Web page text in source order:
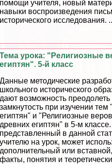
помощи учителя, новый
навыки воспроизведения
исторического исследования.
Тема урока: "Религиозные
египтян". 5-й класс
Данные методические
школьного исторического
дают возможность
замкнутость при изучении
египтян" и "Религиозные
древних египтян" в 5-м
представленный в данной
учителю на урок, может
дополнительный или
факты, понятия и